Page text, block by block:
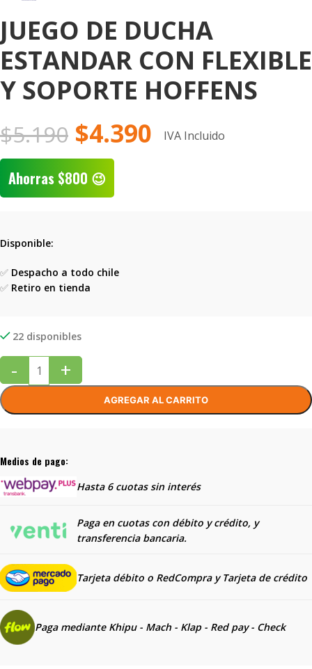
JUEGO DE DUCHA
ESTANDAR CON FLEXIBLE
Y SOPORTE HOFFENS
$5.190 $4.390 IVA Incluido
Ahorras $800 😉
Disponible:
✅ Despacho a todo chile
✅ Retiro en tienda
22 disponibles
- +
AGREGAR AL CARRITO
Medios de pago:
Hasta 6 cuotas sin interés
Paga en cuotas con débito y crédito, y
transferencia bancaria.
Tarjeta débito o RedCompra y Tarjeta de crédito
Paga mediante Khipu - Mach - Klap - Red pay - Check